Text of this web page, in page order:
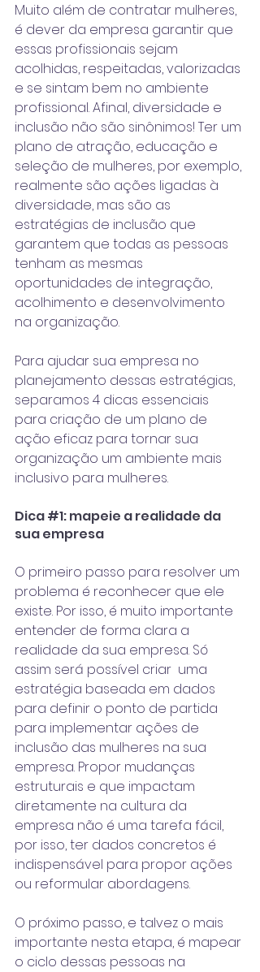
Muito além de contratar mulheres,
é dever da empresa garantir que
essas profissionais sejam
acolhidas, respeitadas, valorizadas
e se sintam bem no ambiente
profissional. Afinal, diversidade e
inclusão não são sinônimos! Ter um
plano de atração, educação e
seleção de mulheres, por exemplo,
realmente são ações ligadas à
diversidade, mas são as
estratégias de inclusão que
garantem que todas as pessoas
tenham as mesmas
oportunidades de integração,
acolhimento e desenvolvimento
na organização.
Para ajudar sua empresa no
planejamento dessas estratégias,
separamos 4 dicas essenciais
para criação de um plano de
ação eficaz para tornar sua
organização um ambiente mais
inclusivo para mulheres.
Dica #1: mapeie a realidade da
sua empresa
O primeiro passo para resolver um
problema é reconhecer que ele
existe. Por isso, é muito importante
entender de forma clara a
realidade da sua empresa. Só
assim será possível criar  uma
estratégia baseada em dados
para definir o ponto de partida
para implementar ações de
inclusão das mulheres na sua
empresa. Propor mudanças
estruturais e que impactam
diretamente na cultura da
empresa não é uma tarefa fácil,
por isso, ter dados concretos é
indispensável para propor ações
ou reformular abordagens.
O próximo passo, e talvez o mais
importante nesta etapa, é mapear
o ciclo dessas pessoas na